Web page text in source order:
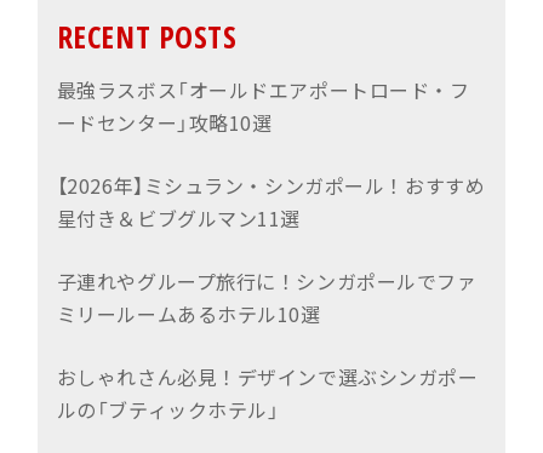
RECENT POSTS
最強ラスボス「オールドエアポートロード・フ
ードセンター」攻略10選
【2026年】ミシュラン・シンガポール！おすすめ
星付き＆ビブグルマン11選
子連れやグループ旅行に！シンガポールでファ
ミリールームあるホテル10選
おしゃれさん必見！デザインで選ぶシンガポー
ルの「ブティックホテル」